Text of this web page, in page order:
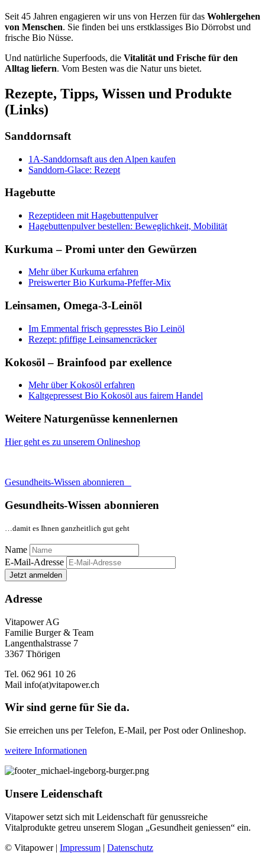
Seit 45 Jahren engagieren wir uns von Herzen für das Wohlergehen
von Menschen. Sie finden bei uns erstklassiges Bio Dörrobst und
frische Bio Nüsse.
Und natürliche Superfoods, die Vitalität und Frische für den
Alltag liefern. Vom Besten was die Natur uns bietet.
Rezepte, Tipps, Wissen und Produkte
(Links)
Sanddornsaft
1A-Sanddornsaft aus den Alpen kaufen
Sanddorn-Glace: Rezept
Hagebutte
Rezeptideen mit Hagebuttenpulver
Hagebuttenpulver bestellen: Beweglichkeit, Mobilität
Kurkuma – Promi unter den Gewürzen
Mehr über Kurkuma erfahren
Preiswerter Bio Kurkuma-Pfeffer-Mix
Leinsamen, Omega-3-Leinöl
Im Emmental frisch gepresstes Bio Leinöl
Rezept: pfiffige Leinsamencräcker
Kokosöl – Brainfood par exellence
Mehr über Kokosöl erfahren
Kaltgepressest Bio Kokosöl aus fairem Handel
Weitere Naturgenüsse kennenlernen
Hier geht es zu unserem Onlineshop
Gesundheits-Wissen abonnieren
Gesundheits-Wissen abonnieren
…damit es Ihnen ganzheitlich gut geht
Name
E-Mail-Adresse
Jetzt anmelden
Adresse
Vitapower AG
Familie Burger & Team
Langenthalstrasse 7
3367 Thörigen
Tel. 062 961 10 26
Mail info(at)vitapower.ch
Wir sind gerne für Sie da.
Sie erreichen uns per Telefon, E-Mail, per Post oder Onlineshop.
weitere Informationen
Unsere Leidenschaft
Vitapower setzt sich mit Leidenschaft für genussreiche
Vitalprodukte getreu unserem Slogan „Gesundheit geniessen“ ein.
© Vitapower | Impressum | Datenschutz